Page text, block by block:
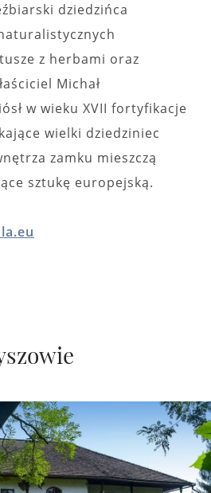
dziedzińca
z herbami oraz
Michał
w wieku XVII fortyfikacje
wielki dziedziniec
zamku mieszczą
sztukę europejską.